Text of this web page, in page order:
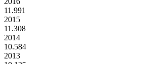
11.991
2015
11.308
2014
10.584
2013